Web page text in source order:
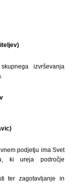
izvrševanja
podjetju ima Svet
ki ureja področje
ter zagotavljanje in